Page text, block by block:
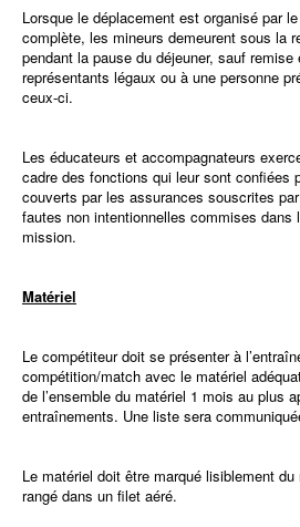
Lorsque le déplacement est organisé par
complète, les mineurs demeurent sous la
pendant la pause du déjeuner, sauf remise
représentants légaux ou à une personne
ceux-ci.
Les éducateurs et accompagnateurs
cadre des fonctions qui leur sont confiées
couverts par les assurances souscrites
fautes non intentionnelles commises dans
mission.
Matériel
Le compétiteur doit se présenter à
compétition/match avec le matériel
de l’ensemble du matériel 1 mois au plus
entraînements. Une liste sera
Le matériel doit être marqué lisiblement
rangé dans un filet aéré.